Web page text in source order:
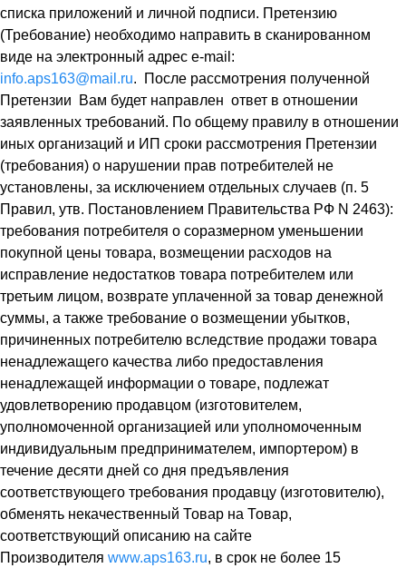
списка приложений и личной подписи. Претензию
(Требование) необходимо направить в сканированном
виде на электронный адрес e-mail:
info.aps163@mail.ru. После рассмотрения полученной
Претензии Вам будет направлен ответ в отношении
заявленных требований. По общему правилу в отношении
иных организаций и ИП сроки рассмотрения Претензии
(требования) о нарушении прав потребителей не
установлены, за исключением отдельных случаев (п. 5
Правил, утв. Постановлением Правительства РФ N 2463):
требования потребителя о соразмерном уменьшении
покупной цены товара, возмещении расходов на
исправление недостатков товара потребителем или
третьим лицом, возврате уплаченной за товар денежной
суммы, а также требование о возмещении убытков,
причиненных потребителю вследствие продажи товара
ненадлежащего качества либо предоставления
ненадлежащей информации о товаре, подлежат
удовлетворению продавцом (изготовителем,
уполномоченной организацией или уполномоченным
индивидуальным предпринимателем, импортером) в
течение десяти дней со дня предъявления
соответствующего требования продавцу (изготовителю),
обменять некачественный Товар на Товар,
соответствующий описанию на сайте
Производителя www.aps163.ru, в срок не более 15